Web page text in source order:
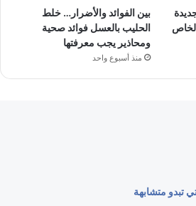
بين الفوائد والأضرار… خلط
الحليب بالعسل فوائد صحية
ومحاذير يجب معرفتها
منذ أسبوع واحد
تبدو متشابهة